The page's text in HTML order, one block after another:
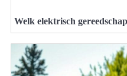
Welk elektrisch